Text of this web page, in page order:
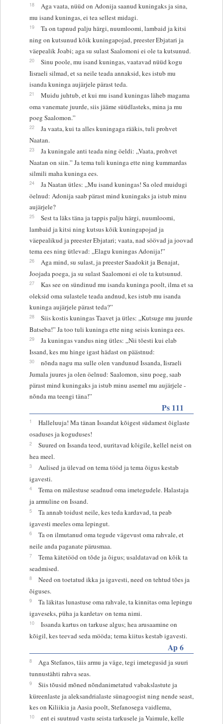
18
Aga vaata, nüüd on Adonija saanud kuningaks ja sina,
mu isand kuningas, ei tea sellest midagi.
19
Ta on tapnud palju härgi, nuumloomi, lambaid ja kitsi
ning on kutsunud kõik kuningapojad, preester Ebjatari ja
väepealik Joabi; aga su sulast Saalomoni ei ole ta kutsunud.
20
Sinu poole, mu isand kuningas, vaatavad nüüd kogu
Iisraeli silmad, et sa neile teada annaksid, kes istub mu
isanda kuninga aujärjele pärast teda.
21
Muidu juhtub, et kui mu isand kuningas läheb magama
oma vanemate juurde, siis jääme süüdlasteks, mina ja mu
poeg Saalomon.”
22
Ja vaata, kui ta alles kuningaga rääkis, tuli prohvet
Naatan.
23
Ja kuningale anti teada ning öeldi: „Vaata, prohvet
Naatan on siin.” Ja tema tuli kuninga ette ning kummardas
silmili maha kuninga ees.
24
Ja Naatan ütles: „Mu isand kuningas! Sa oled muidugi
öelnud: Adonija saab pärast mind kuningaks ja istub minu
aujärjele?
25
Sest ta läks täna ja tappis palju härgi, nuumloomi,
lambaid ja kitsi ning kutsus kõik kuningapojad ja
väepealikud ja preester Ebjatari; vaata, nad söövad ja joovad
tema ees ning ütlevad: „Elagu kuningas Adonija!”
26
Aga mind, su sulast, ja preester Saadokit ja Benajat,
Joojada poega, ja su sulast Saalomoni ei ole ta kutsunud.
27
Kas see on sündinud mu isanda kuninga poolt, ilma et sa
oleksid oma sulastele teada andnud, kes istub mu isanda
kuninga aujärjele pärast teda?”
28
Siis kostis kuningas Taavet ja ütles: „Kutsuge mu juurde
Batseba!” Ja too tuli kuninga ette ning seisis kuninga ees.
29
Ja kuningas vandus ning ütles: „Nii tõesti kui elab
Issand, kes mu hinge igast hädast on päästnud:
30
nõnda nagu ma sulle olen vandunud Issanda, Iisraeli
Jumala juures ja olen öelnud: Saalomon, sinu poeg, saab
pärast mind kuningaks ja istub minu asemel mu aujärjele -
nõnda ma teengi täna!”
Ps 111
1
Halleluuja! Ma tänan Issandat kõigest südamest õiglaste
osaduses ja koguduses!
2
Suured on Issanda teod, uuritavad kõigile, kellel neist on
hea meel.
3
Aulised ja ülevad on tema tööd ja tema õigus kestab
igavesti.
4
Tema on mälestuse seadnud oma imetegudele. Halastaja
ja armuline on Issand.
5
Ta annab toidust neile, kes teda kardavad, ta peab
igavesti meeles oma lepingut.
6
Ta on ilmutanud oma tegude vägevust oma rahvale, et
neile anda paganate pärusmaa.
7
Tema kätetööd on tõde ja õigus; usaldatavad on kõik ta
seadmised.
8
Need on toetatud ikka ja igavesti, need on tehtud tões ja
õiguses.
9
Ta läkitas lunastuse oma rahvale, ta kinnitas oma lepingu
igaveseks, püha ja kardetav on tema nimi.
10
Issanda kartus on tarkuse algus; hea arusaamine on
kõigil, kes teevad seda mööda; tema kiitus kestab igavesti.
Ap 6
8
Aga Stefanos, täis armu ja väge, tegi imetegusid ja suuri
tunnustähti rahva seas.
9
Siis tõusid mõned nõndanimetatud vabakslastute ja
küreenlaste ja aleksandrialaste sünagoogist ning nende seast,
kes on Kiliikia ja Aasia poolt, Stefanosega vaidlema,
10 ent ei suutnud vastu seista tarkusele ja Vaimule, kelle